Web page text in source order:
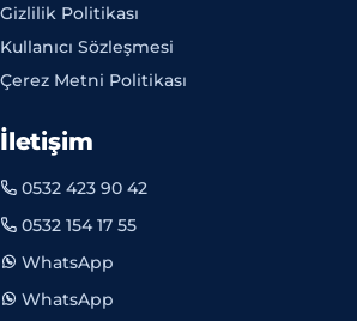
Gizlilik Politikası
Kullanıcı Sözleşmesi
Çerez Metni Politikası
İletişim
0532 423 90 42
0532 154 17 55
WhatsApp
WhatsApp